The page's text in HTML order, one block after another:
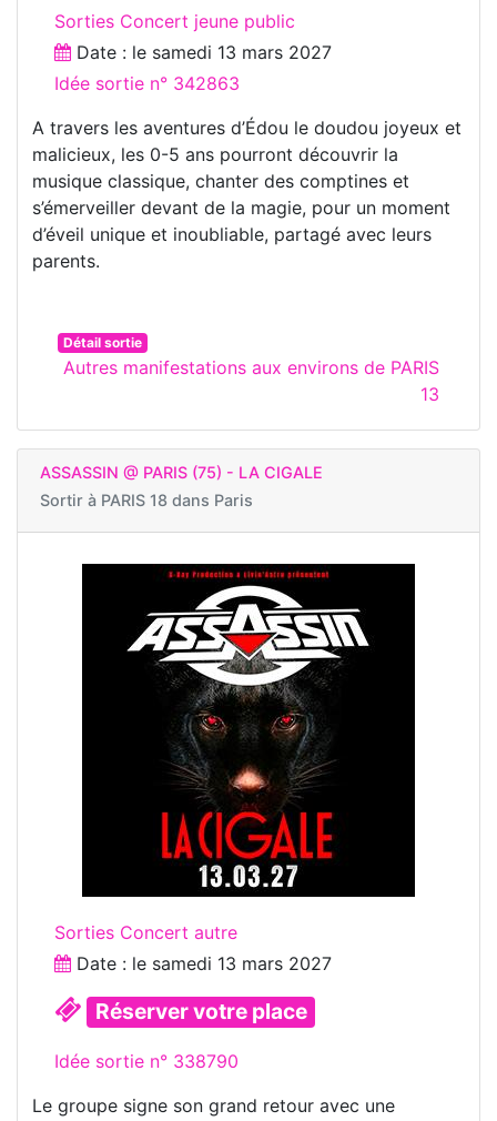
Sorties Concert jeune public
Date : le samedi 13 mars 2027
Idée sortie n° 342863
A travers les aventures d’Édou le doudou joyeux et
malicieux, les 0-5 ans pourront découvrir la
musique classique, chanter des comptines et
s’émerveiller devant de la magie, pour un moment
d’éveil unique et inoubliable, partagé avec leurs
parents.
Détail sortie
Autres manifestations aux environs de PARIS
13
ASSASSIN @ PARIS (75) - LA CIGALE
Sortir à PARIS 18 dans Paris
Sorties Concert autre
Date : le samedi 13 mars 2027
Réserver votre place
Idée sortie n° 338790
Le groupe signe son grand retour avec une